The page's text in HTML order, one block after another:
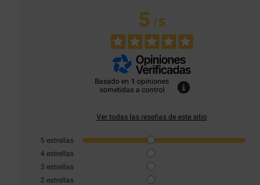
5/5
Basado en 1 opiniones
sometidas a control
Ver todas las reseñas de este sitio
5 estrellas
4 estrellas
3 estrellas
2 estrellas